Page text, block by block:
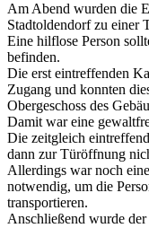
Am Abend wurden die
Stadtoldendorf zu einer
Eine hilflose Person
befinden.
Die erst eintreffenden
Zugang und konnten
Obergeschoss des
Damit war eine
Die zeitgleich
dann zur Türöffnung
Allerdings war noch
notwendig, um die
transportieren.
Anschließend wurde